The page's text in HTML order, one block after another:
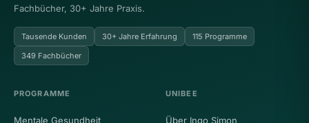
Fachbücher, 30+ Jahre Praxis.
Tausende Kunden 30+ Jahre Erfahrung
115 Programme
349 Fachbücher
PROGRAMME
Mentale Gesundheit
UNIBEE
Über Ingo Simon